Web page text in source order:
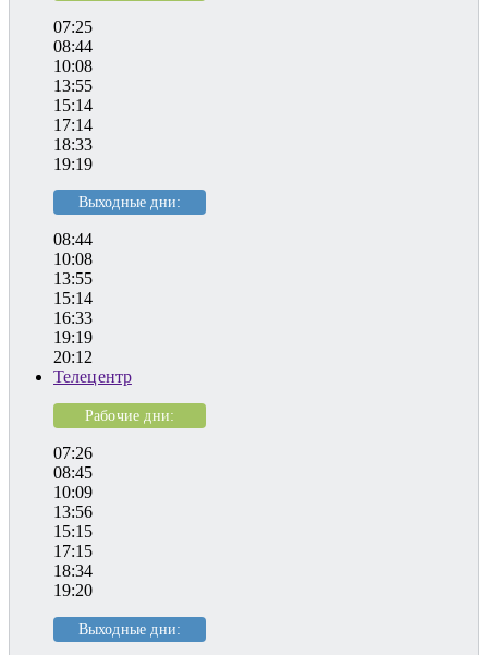
07:25
08:44
10:08
13:55
15:14
17:14
18:33
19:19
Выходные дни:
08:44
10:08
13:55
15:14
16:33
19:19
20:12
Телецентр
Рабочие дни:
07:26
08:45
10:09
13:56
15:15
17:15
18:34
19:20
Выходные дни: